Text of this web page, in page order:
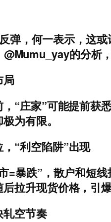
弹，何一表示，这
的分析
局
“庄家”可能提前获
为有限。
“利空陷阱”出现
=暴跌”，散户和短
拉升现货价格，引
空节奏